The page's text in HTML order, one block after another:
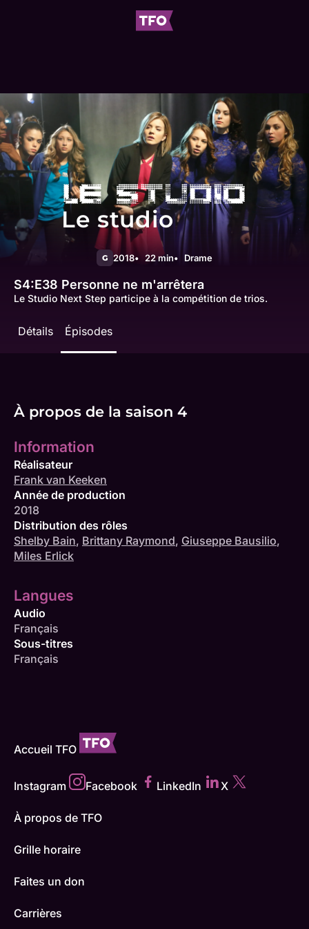
Le studio
G 2018 22 min Drame
S4:E38 Personne ne m'arrêtera
Le Studio Next Step participe à la compétition de trios.
Détails Épisodes
À propos de la saison 4
Information
Réalisateur
Frank van Keeken
Année de production
2018
Distribution des rôles
Shelby Bain, Brittany Raymond, Giuseppe Bausilio,
Miles Erlick
Langues
Audio
Français
Sous-titres
Français
Accueil TFO
Instagram Facebook LinkedIn X
À propos de TFO
Grille horaire
Faites un don
Carrières